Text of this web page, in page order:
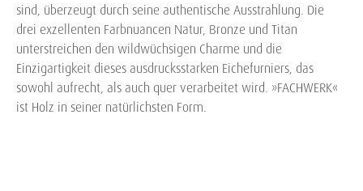
sind, überzeugt durch seine authentische Ausstrahlung. Die
drei exzellenten Farbnuancen Natur, Bronze und Titan
unterstreichen den wildwüchsigen Charme und die
Einzigartigkeit dieses ausdrucksstarken Eichefurniers, das
sowohl aufrecht, als auch quer verarbeitet wird. »FACHWERK«
ist Holz in seiner natürlichsten Form.